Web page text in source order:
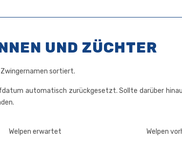
UND ZÜCHTER
Zwin­ger­na­men sortiert.
auto­ma­tisch zurück­ge­setzt. Soll­te dar­über
Welpen erwartet Welpen